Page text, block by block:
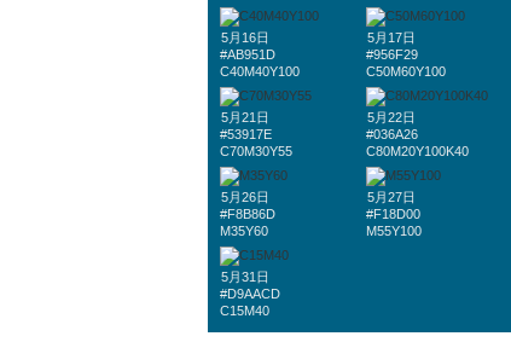
5月16日
#AB951D
C40M40Y100
5月17日
#956F29
C50M60Y100
5月21日
#53917E
C70M30Y55
5月22日
#036A26
C80M20Y100K40
5月26日
#F8B86D
M35Y60
5月27日
#F18D00
M55Y100
5月31日
#D9AACD
C15M40